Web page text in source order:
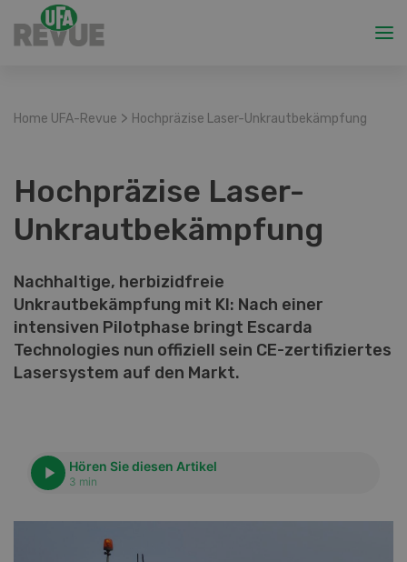
Home UFA-Revue > Hochpräzise Laser-Unkrautbekämpfung
Hochpräzise Laser-
Unkrautbekämpfung
Nachhaltige, herbizidfreie
Unkrautbekämpfung mit KI: Nach einer
intensiven Pilotphase bringt Escarda
Technologies nun offiziell sein CE-zertifiziertes
Lasersystem auf den Markt.
Hören Sie diesen Artikel
3 min